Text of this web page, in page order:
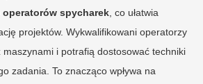
operatorów spycharek, co ułatwia
projektów. Wykwalifikowani operatorzy
i potrafią dostosować techniki
zadania. To znacząco wpływa na